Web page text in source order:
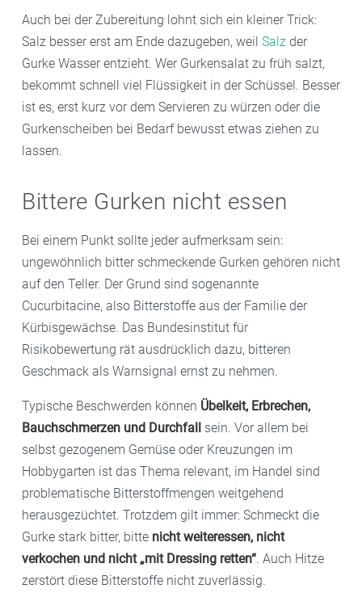
Auch bei der Zubereitung lohnt sich ein kleiner Trick:
Salz besser erst am Ende dazugeben, weil Salz der
Gurke Wasser entzieht. Wer Gurkensalat zu früh salzt,
bekommt schnell viel Flüssigkeit in der Schüssel. Besser
ist es, erst kurz vor dem Servieren zu würzen oder die
Gurkenscheiben bei Bedarf bewusst etwas ziehen zu
lassen.
Bittere Gurken nicht essen
Bei einem Punkt sollte jeder aufmerksam sein:
ungewöhnlich bitter schmeckende Gurken gehören nicht
auf den Teller. Der Grund sind sogenannte
Cucurbitacine, also Bitterstoffe aus der Familie der
Kürbisgewächse. Das Bundesinstitut für
Risikobewertung rät ausdrücklich dazu, bitteren
Geschmack als Warnsignal ernst zu nehmen.
Typische Beschwerden können Übelkeit, Erbrechen,
Bauchschmerzen und Durchfall
sein. Vor allem bei
selbst gezogenem Gemüse oder Kreuzungen im
Hobbygarten ist das Thema relevant, im Handel sind
problematische Bitterstoffmengen weitgehend
herausgezüchtet. Trotzdem gilt immer: Schmeckt die
Gurke stark bitter, bitte nicht weiteressen, nicht
verkochen und nicht „mit Dressing retten“. Auch Hitze
zerstört diese Bitterstoffe nicht zuverlässig.